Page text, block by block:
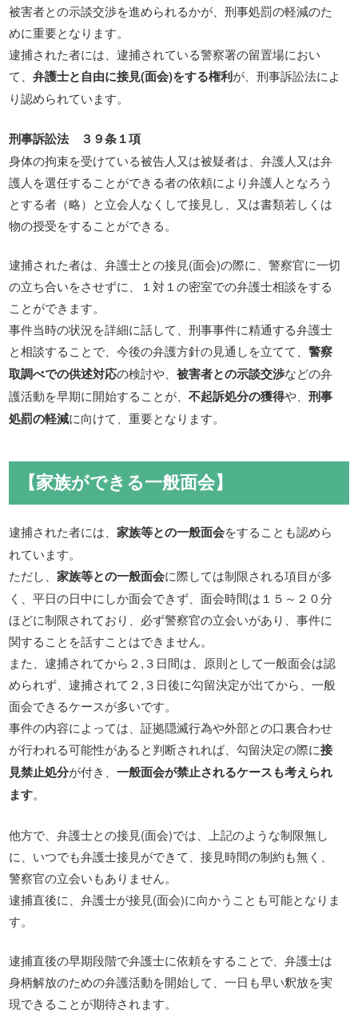
被害者との示談交渉を進められるかが、刑事処罰の軽減のた
めに重要となります。
逮捕された者には、逮捕されている警察署の留置場におい
て、弁護士と自由に接見(面会)をする権利が、刑事訴訟法によ
り認められています。
刑事訴訟法 ３９条１項
身体の拘束を受けている被告人又は被疑者は、弁護人又は弁
護人を選任することができる者の依頼により弁護人となろう
とする者（略）と立会人なくして接見し、又は書類若しくは
物の授受をすることができる。
逮捕された者は、弁護士との接見(面会)の際に、警察官に一切
の立ち合いをさせずに、１対１の密室での弁護士相談をする
ことができます。
事件当時の状況を詳細に話して、刑事事件に精通する弁護士
と相談することで、今後の弁護方針の見通しを立てて、警察
取調べでの供述対応の検討や、被害者との示談交渉などの弁
護活動を早期に開始することが、不起訴処分の獲得や、刑事
処罰の軽減に向けて、重要となります。
【家族ができる一般面会】
逮捕された者には、家族等との一般面会をすることも認めら
れています。
ただし、家族等との一般面会に際しては制限される項目が多
く、平日の日中にしか面会できず、面会時間は１５～２０分
ほどに制限されており、必ず警察官の立会いがあり、事件に
関することを話すことはできません。
また、逮捕されてから２,３日間は、原則として一般面会は認
められず、逮捕されて２,３日後に勾留決定が出てから、一般
面会できるケースが多いです。
事件の内容によっては、証拠隠滅行為や外部との口裏合わせ
が行われる可能性があると判断されれば、勾留決定の際に接
見禁止処分が付き、一般面会が禁止されるケースも考えられ
ます。
他方で、弁護士との接見(面会)では、上記のような制限無し
に、いつでも弁護士接見ができて、接見時間の制約も無く、
警察官の立会いもありません。
逮捕直後に、弁護士が接見(面会)に向かうことも可能となりま
す。
逮捕直後の早期段階で弁護士に依頼をすることで、弁護士は
身柄解放のための弁護活動を開始して、一日も早い釈放を実
現できることが期待されます。